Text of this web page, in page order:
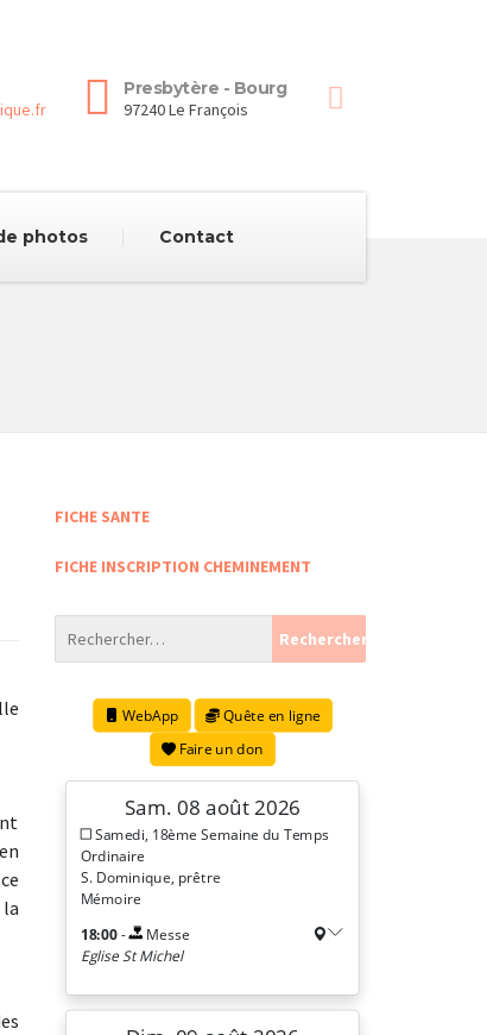
Presbytère - Bourg
97240 Le François
photos Contact
FICHE SANTE
FICHE INSCRIPTION CHEMINEMENT